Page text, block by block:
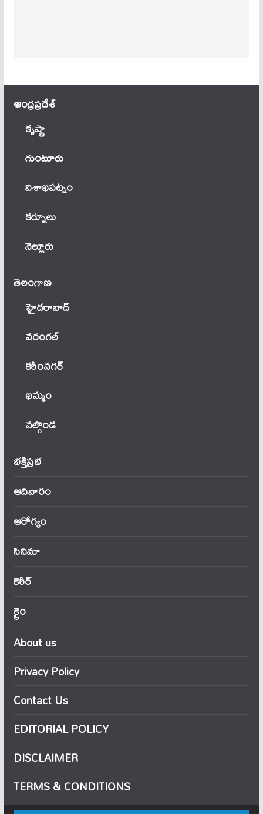
ఆంధ్ర‌ప్ర‌దేశ్
కృష్ణా
గుంటూరు
విశాఖపట్నం
కర్నూలు
నెల్లూరు
తెలంగాణ‌
హైదరాబాద్
వ‌రంగ‌ల్
కరీంనగర్
ఖ‌మ్మం
నల్గొండ
భక్తిప్రభ
ఆదివారం
ఆరోగ్యం
సినిమా
కెరీర్
క్రైం
About us
Privacy Policy
Contact Us
EDITORIAL POLICY
DISCLAIMER
TERMS & CONDITIONS